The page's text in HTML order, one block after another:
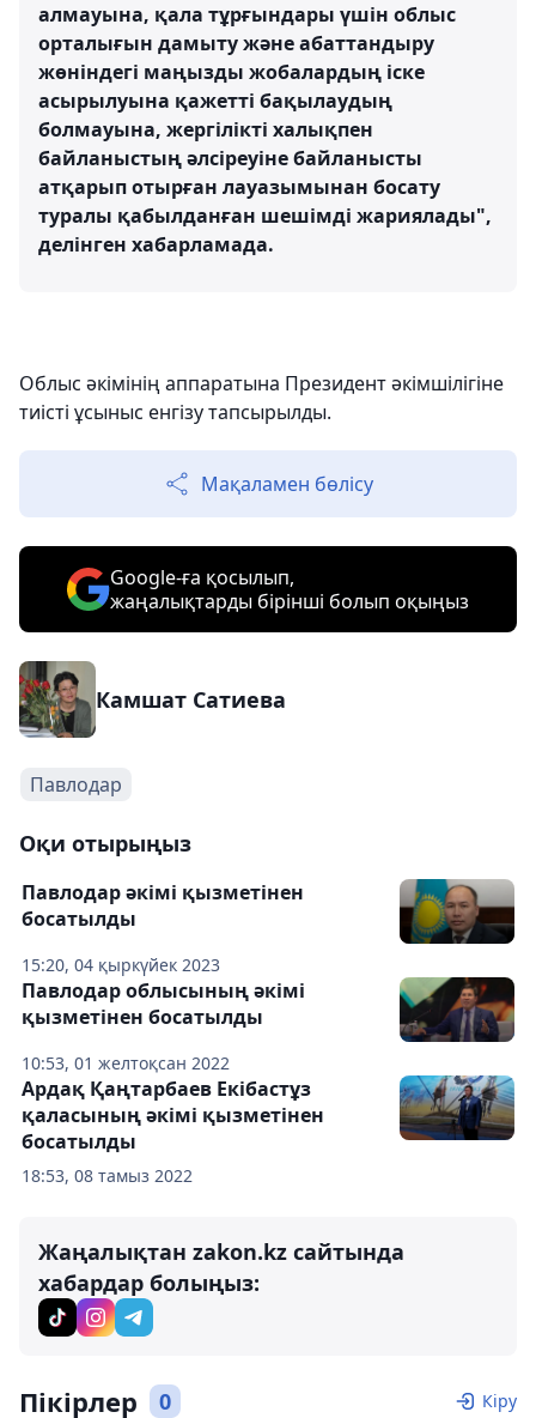
алмауына, қала тұрғындары үшін облыс
орталығын дамыту және абаттандыру
жөніндегі маңызды жобалардың іске
асырылуына қажетті бақылаудың
болмауына, жергілікті халықпен
байланыстың әлсіреуіне байланысты
атқарып отырған лауазымынан босату
туралы қабылданған шешімді жариялады",
делінген хабарламада.
Облыс әкімінің аппаратына Президент әкімшілігіне
тиісті ұсыныс енгізу тапсырылды.
Мақаламен бөлісу
Google-ға қосылып,
жаңалықтарды бірінші болып оқыңыз
Камшат Сатиева
Павлодар
Оқи отырыңыз
15:20, 04 қыркүйек 2023
Павлодар әкімі қызметінен
босатылды
10:53, 01 желтоқсан 2022
Павлодар облысының әкімі
қызметінен босатылды
18:53, 08 тамыз 2022
Ардақ Қаңтарбаев Екібастұз
қаласының әкімі қызметінен
босатылды
Жаңалықтан zakon.kz сайтында
хабардар болыңыз:
Пікірлер 0 Кіру